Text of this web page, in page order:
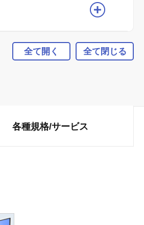
全て開く 全て閉じる
各種規格/サービス